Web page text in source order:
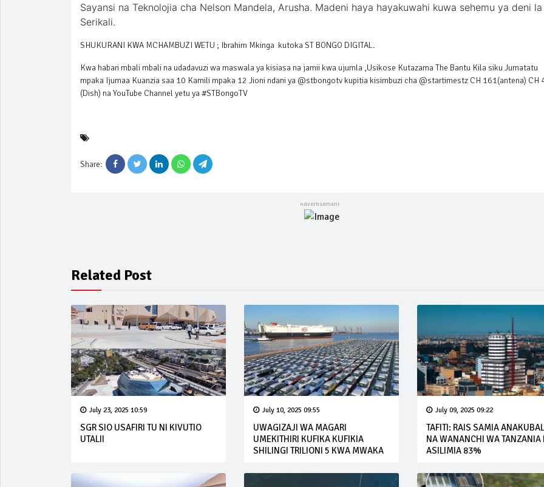
Sayansi na Teknolojia cha Nelson Mandela, Arusha. Madeni haya hayakuwahi kuwa sehemu ya deni la
Serikali.
SHUKURANI KWA MCHAMBUZI WETU ; Ibrahim Mkinga kutoka ST BONGO DIGITAL.
Kwa habari mbali mbali na udadavuzi wa maswala ya kisiasa na jamii kwa ujumla ,Usikose Kutazama The Bantu Kila siku Jumatatu
mpaka Ijumaa Kuanzia saa 10 Kamili mpaka 12 Jioni ndani ya @stbongotv kupitia kisimbuzi cha @startimestz CH 161(antena) CH
(Dish) na YouTube Channel yetu ya #STBongoTV
Share:
Related Post
July 23, 2025 10:59
SGR SIO USAFIRI TU NI KIVUTIO
UTALII
July 10, 2025 09:55
UWAGIZAJI WA MAGARI
UMEKITHIRI KUFIKA KUFIKIA
SHILINGI TRILIONI 5 KWA MWAKA
July 09, 2025 09:22
TAFITI: RAIS SAMIA
NA WANANCHI WA TANZANIA
ASILIMIA 83%